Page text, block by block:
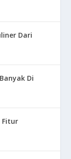
Dari
Di
Fitur